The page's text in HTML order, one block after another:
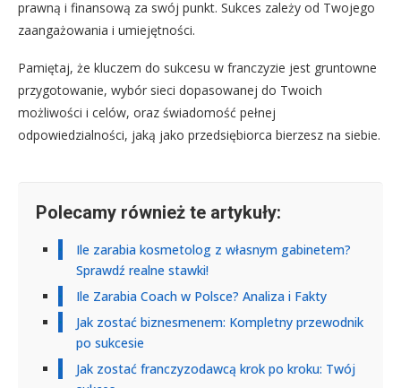
prawną i finansową za swój punkt. Sukces zależy od Twojego
zaangażowania i umiejętności.
Pamiętaj, że kluczem do sukcesu w franczyzie jest gruntowne
przygotowanie, wybór sieci dopasowanej do Twoich
możliwości i celów, oraz świadomość pełnej
odpowiedzialności, jaką jako przedsiębiorca bierzesz na siebie.
Polecamy również te artykuły:
Ile zarabia kosmetolog z własnym gabinetem?
Sprawdź realne stawki!
Ile Zarabia Coach w Polsce? Analiza i Fakty
Jak zostać biznesmenem: Kompletny przewodnik
po sukcesie
Jak zostać franczyzodawcą krok po kroku: Twój